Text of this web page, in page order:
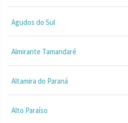
Agudos do Sul
Almirante Tamandaré
Altamira do Paraná
Alto Paraíso